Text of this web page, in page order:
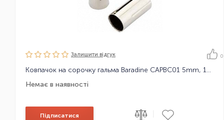
Залишити вiдгук 0
Ковпачок на сорочку гальма Baradine CAPBC01 5mm, 1шт
Немає в наявності
Підписатися